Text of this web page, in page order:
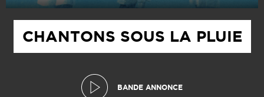
CHANTONS SOUS LA PLUIE
BANDE ANNONCE